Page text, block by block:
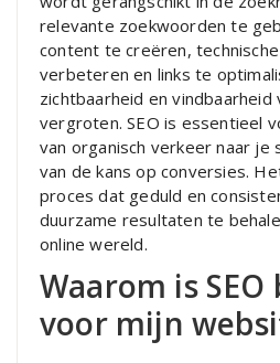
relevante zoekwoorden te
content te creëren,
verbeteren en links te
zichtbaarheid en
vergroten. SEO is essentieel
van organisch verkeer naar
van de kans op conversies.
proces dat geduld en
duurzame resultaten te
online wereld.
Waarom is
voor mijn